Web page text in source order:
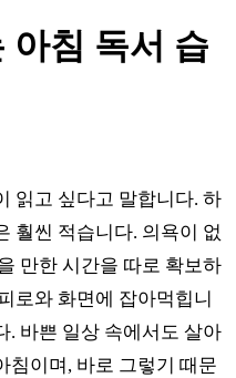
아침 독서 습
읽고 싶다고 말합니다. 하
훨씬 적습니다. 의욕이 없
만한 시간을 따로 확보하
로와 화면에 잡아먹힙니
. 바쁜 일상 속에서도 살아
침이며, 바로 그렇기 때문